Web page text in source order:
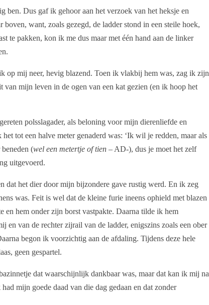
ben. Dus gaf ik gehoor aan het verzoek van het heksje en
want, zoals gezegd, de ladder stond in een steile hoek,
te pakken, kon ik me dus maar met één hand aan de linker
op mij neer, hevig blazend. Toen ik vlakbij hem was, zag ik zijn
mijn leven in de ogen van een kat gezien (en ik hoop het
polsslagader, als beloning voor mijn dierenliefde en
tot een halve meter genaderd was: ‘Ik wil je redden, maar als
(wel een metertje of tien – AD-), dus je moet het zelf
uitgevoerd.
dat het dier door mijn bijzondere gave rustig werd. En ik zeg
was. Feit is wel dat de kleine furie ineens ophield met blazen
en hem onder zijn borst vastpakte. Daarna tilde ik hem
van de rechter zijrail van de ladder, enigszins zoals een ober
begon ik voorzichtig aan de afdaling. Tijdens deze hele
geen gespartel.
dat waarschijnlijk dankbaar was, maar dat kan ik mij na
mijn goede daad van die dag gedaan en dat zonder